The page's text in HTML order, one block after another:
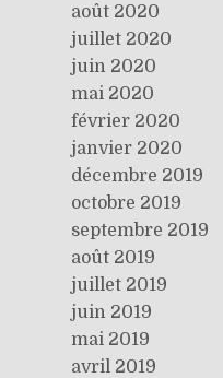
août 2020
juillet 2020
juin 2020
mai 2020
février 2020
janvier 2020
décembre 2019
octobre 2019
septembre 2019
août 2019
juillet 2019
juin 2019
mai 2019
avril 2019